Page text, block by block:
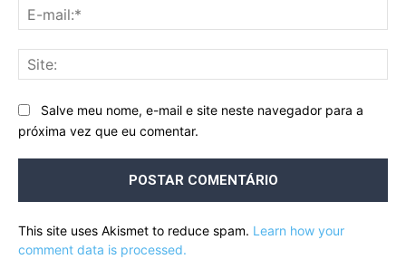
Salve meu nome, e-mail e site neste navegador para a
próxima vez que eu comentar.
This site uses Akismet to reduce spam. Learn how your
comment data is processed.